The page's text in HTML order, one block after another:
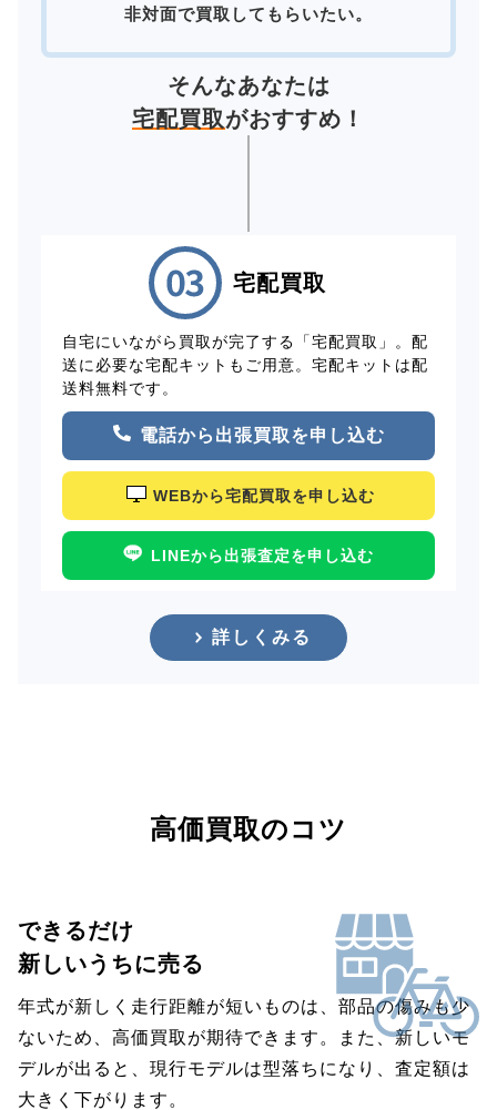
非対面で買取してもらいたい。
そんなあなたは
宅配買取がおすすめ！
宅配買取
自宅にいながら買取が完了する「宅配買取」。配
送に必要な宅配キットもご用意。宅配キットは配
送料無料です。
電話から出張買取を申し込む
WEBから宅配買取を申し込む
LINEから出張査定を申し込む
詳しくみる
高価買取のコツ
できるだけ
新しいうちに売る
年式が新しく走行距離が短いものは、部品の傷みも少
ないため、高価買取が期待できます。また、新しいモ
デルが出ると、現行モデルは型落ちになり、査定額は
大きく下がります。